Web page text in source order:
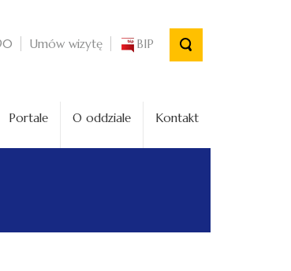
Umów wizytę BIP
Portale O oddziale Kontakt